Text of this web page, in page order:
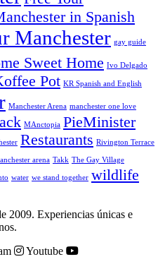
in Spanish
Manchester gay guide
Sweet Home Ivo Delgado
Pot KR Spanish and English
Manchester Arena manchester one love
MAnctopia PieMinister
Restaurants Rivington Terrace
arena Takk The Gay Village
water we stand together wildlife
2009. Experiencias únicas e
Youtube